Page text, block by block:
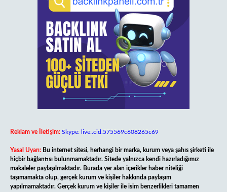
Reklam ve İletişim: Skype: live:.cid.575569c608265c69
Yasal Uyarı: Bu internet sitesi, herhangi bir marka, kurum veya şahıs şirketi ile
hiçbir bağlantısı bulunmamaktadır. Sitede yalnızca kendi hazırladığımız
makaleler paylaşılmaktadır. Burada yer alan içerikler haber niteliği
taşımamakta olup, gerçek kurum ve kişiler hakkında paylaşım
yapılmamaktadır. Gerçek kurum ve kişiler ile isim benzerlikleri tamamen